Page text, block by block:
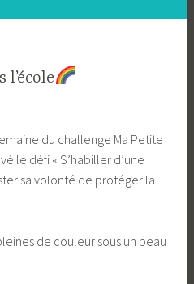
l’école
du challenge Ma Petite
le défi « S’habiller d’une
sa volonté de protéger la
de couleur sous un beau